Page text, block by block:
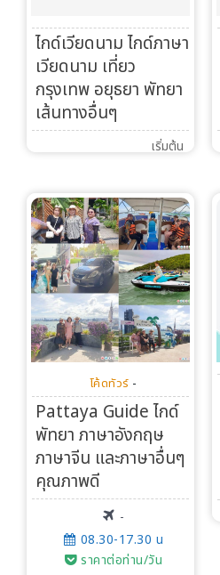
ไกด์เวียดนาม ไกด์ภาษา
เวียดนาม เที่ยว
กรุงเทพ อยุธยา พัทยา
เส้นทางอื่นๆ
เริ่มต้น
โค้ดทัวร์ -
Pattaya Guide ไกด์
พัทยา ภาษาอังกฤษ
ภาษาจีน และภาษาอื่นๆ
คุณภาพดี
-
08.30-17.30 น
ราคาต่อท่าน/วัน